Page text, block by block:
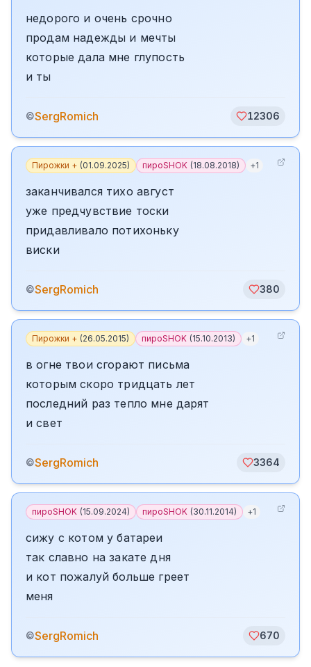
недорого и очень срочно
продам надежды и мечты
которые дала мне глупость
и ты
©SergRomich 12306
Пирожки + (01.09.2025) пироSHOK (18.08.2018) +1
заканчивался тихо август
уже предчувствие тоски
придавливало потихоньку
виски
©SergRomich 380
Пирожки + (26.05.2015) пироSHOK (15.10.2013) +1
в огне твои сгорают письма
которым скоро тридцать лет
последний раз тепло мне дарят
и свет
©SergRomich 3364
пироSHOK (15.09.2024) пироSHOK (30.11.2014) +1
сижу с котом у батареи
так славно на закате дня
и кот пожалуй больше греет
меня
©SergRomich 670